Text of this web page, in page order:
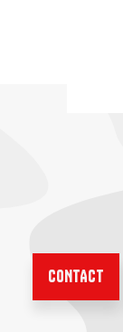
CONTACT